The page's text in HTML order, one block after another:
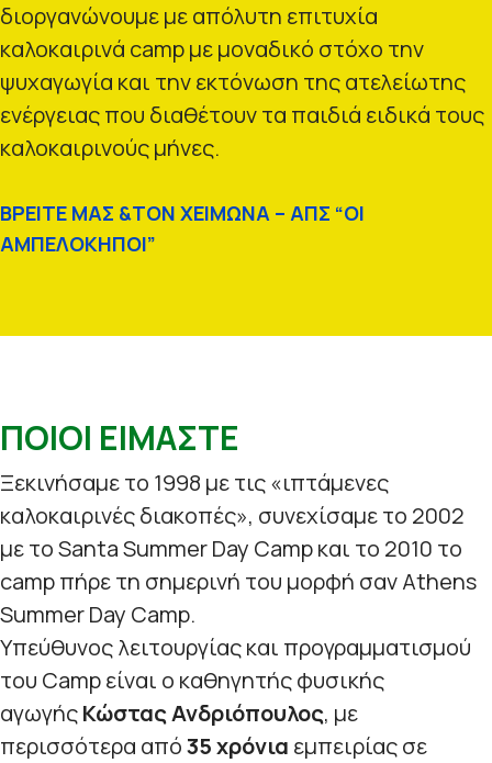
διοργανώνουμε με απόλυτη επιτυχία
καλοκαιρινά camp με μοναδικό στόχο την
ψυχαγωγία και την εκτόνωση της ατελείωτης
ενέργειας που διαθέτουν τα παιδιά ειδικά τους
καλοκαιρινούς μήνες.
ΒΡΕΙΤΕ ΜΑΣ &ΤΟΝ ΧΕΙΜΩΝΑ – ΑΠΣ “ΟΙ
ΑΜΠΕΛΟΚΗΠΟΙ”
ΠΟΙΟΙ ΕΙΜΑΣΤΕ
Ξεκινήσαμε το 1998 με τις «ιπτάμενες
καλοκαιρινές διακοπές», συνεχίσαμε το 2002
με το Santa Summer Day Camp και το 2010 το
camp πήρε τη σημερινή του μορφή σαν Athens
Summer Day Camp.
Υπεύθυνος λειτουργίας και προγραμματισμού
του Camp είναι ο καθηγητής φυσικής
αγωγήςΚώστας Ανδριόπουλος, με
περισσότερα από35 χρόνια εμπειρίας σε